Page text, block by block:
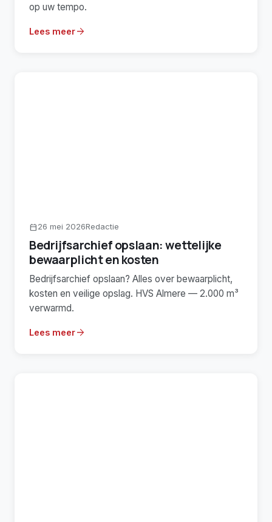
op uw tempo.
Lees meerarrow_forward
calendar_today26 mei 2026Redactie
Bedrijfsarchief opslaan: wettelijke
bewaarplicht en kosten
Bedrijfsarchief opslaan? Alles over bewaarplicht,
kosten en veilige opslag. HVS Almere — 2.000 m³
verwarmd.
Lees meerarrow_forward